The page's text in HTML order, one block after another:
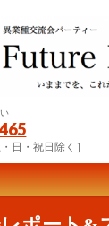
日・祝日除く］